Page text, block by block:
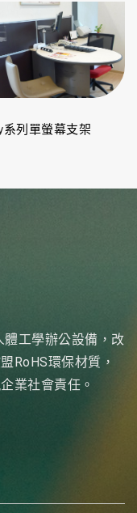
系列單螢幕支架
工學辦公設備，改
RoHS環保材質，
業社會責任。